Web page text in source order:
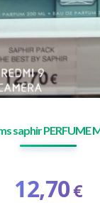
saphir PERFUME
12,70€